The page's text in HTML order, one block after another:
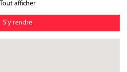
Tout afficher
S'y rendre